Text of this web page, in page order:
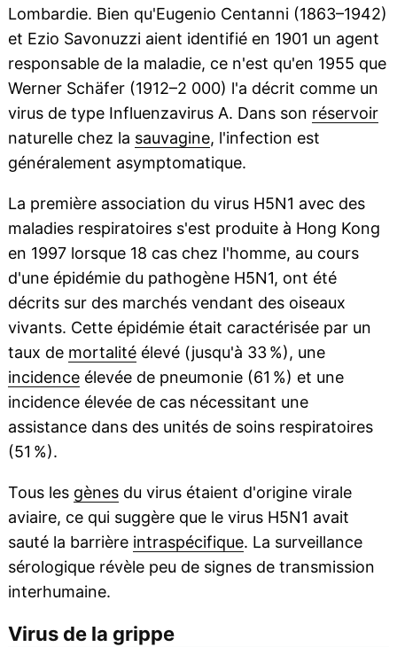
Lombardie. Bien qu'Eugenio Centanni (1863–1942)
et Ezio Savonuzzi aient identifié en 1901 un agent
responsable de la maladie, ce n'est qu'en 1955 que
Werner Schäfer (1912–2 000) l'a décrit comme un
virus de type Influenzavirus A. Dans son réservoir
naturelle chez la sauvagine, l'infection est
généralement asymptomatique.
La première association du virus H5N1 avec des
maladies respiratoires s'est produite à Hong Kong
en 1997 lorsque 18 cas chez l'homme, au cours
d'une épidémie du pathogène H5N1, ont été
décrits sur des marchés vendant des oiseaux
vivants. Cette épidémie était caractérisée par un
taux de mortalitéélevé (jusqu'à 33 %), une
incidenceélevée de pneumonie (61 %) et une
incidence élevée de cas nécessitant une
assistance dans des unités de soins respiratoires
(51 %).
Tous les gènesdu virus étaient d'origine virale
aviaire, ce qui suggère que le virus H5N1 avait
sauté la barrière intraspécifique. La surveillance
sérologique révèle peu de signes de transmission
interhumaine.
Virus de la grippe